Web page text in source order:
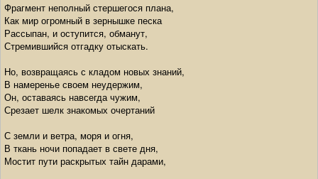
Фрагмент неполный стершегося плана,
Как мир огромный в зернышке песка
Рассыпан, и оступится, обманут,
Стремившийся отгадку отыскать.
Но, возвращаясь с кладом новых знаний,
В намеренье своем неудержим,
Он, оставаясь навсегда чужим,
Срезает шелк знакомых очертаний
С земли и ветра, моря и огня,
В ткань ночи попадает в свете дня,
Мостит пути раскрытых тайн дарами,